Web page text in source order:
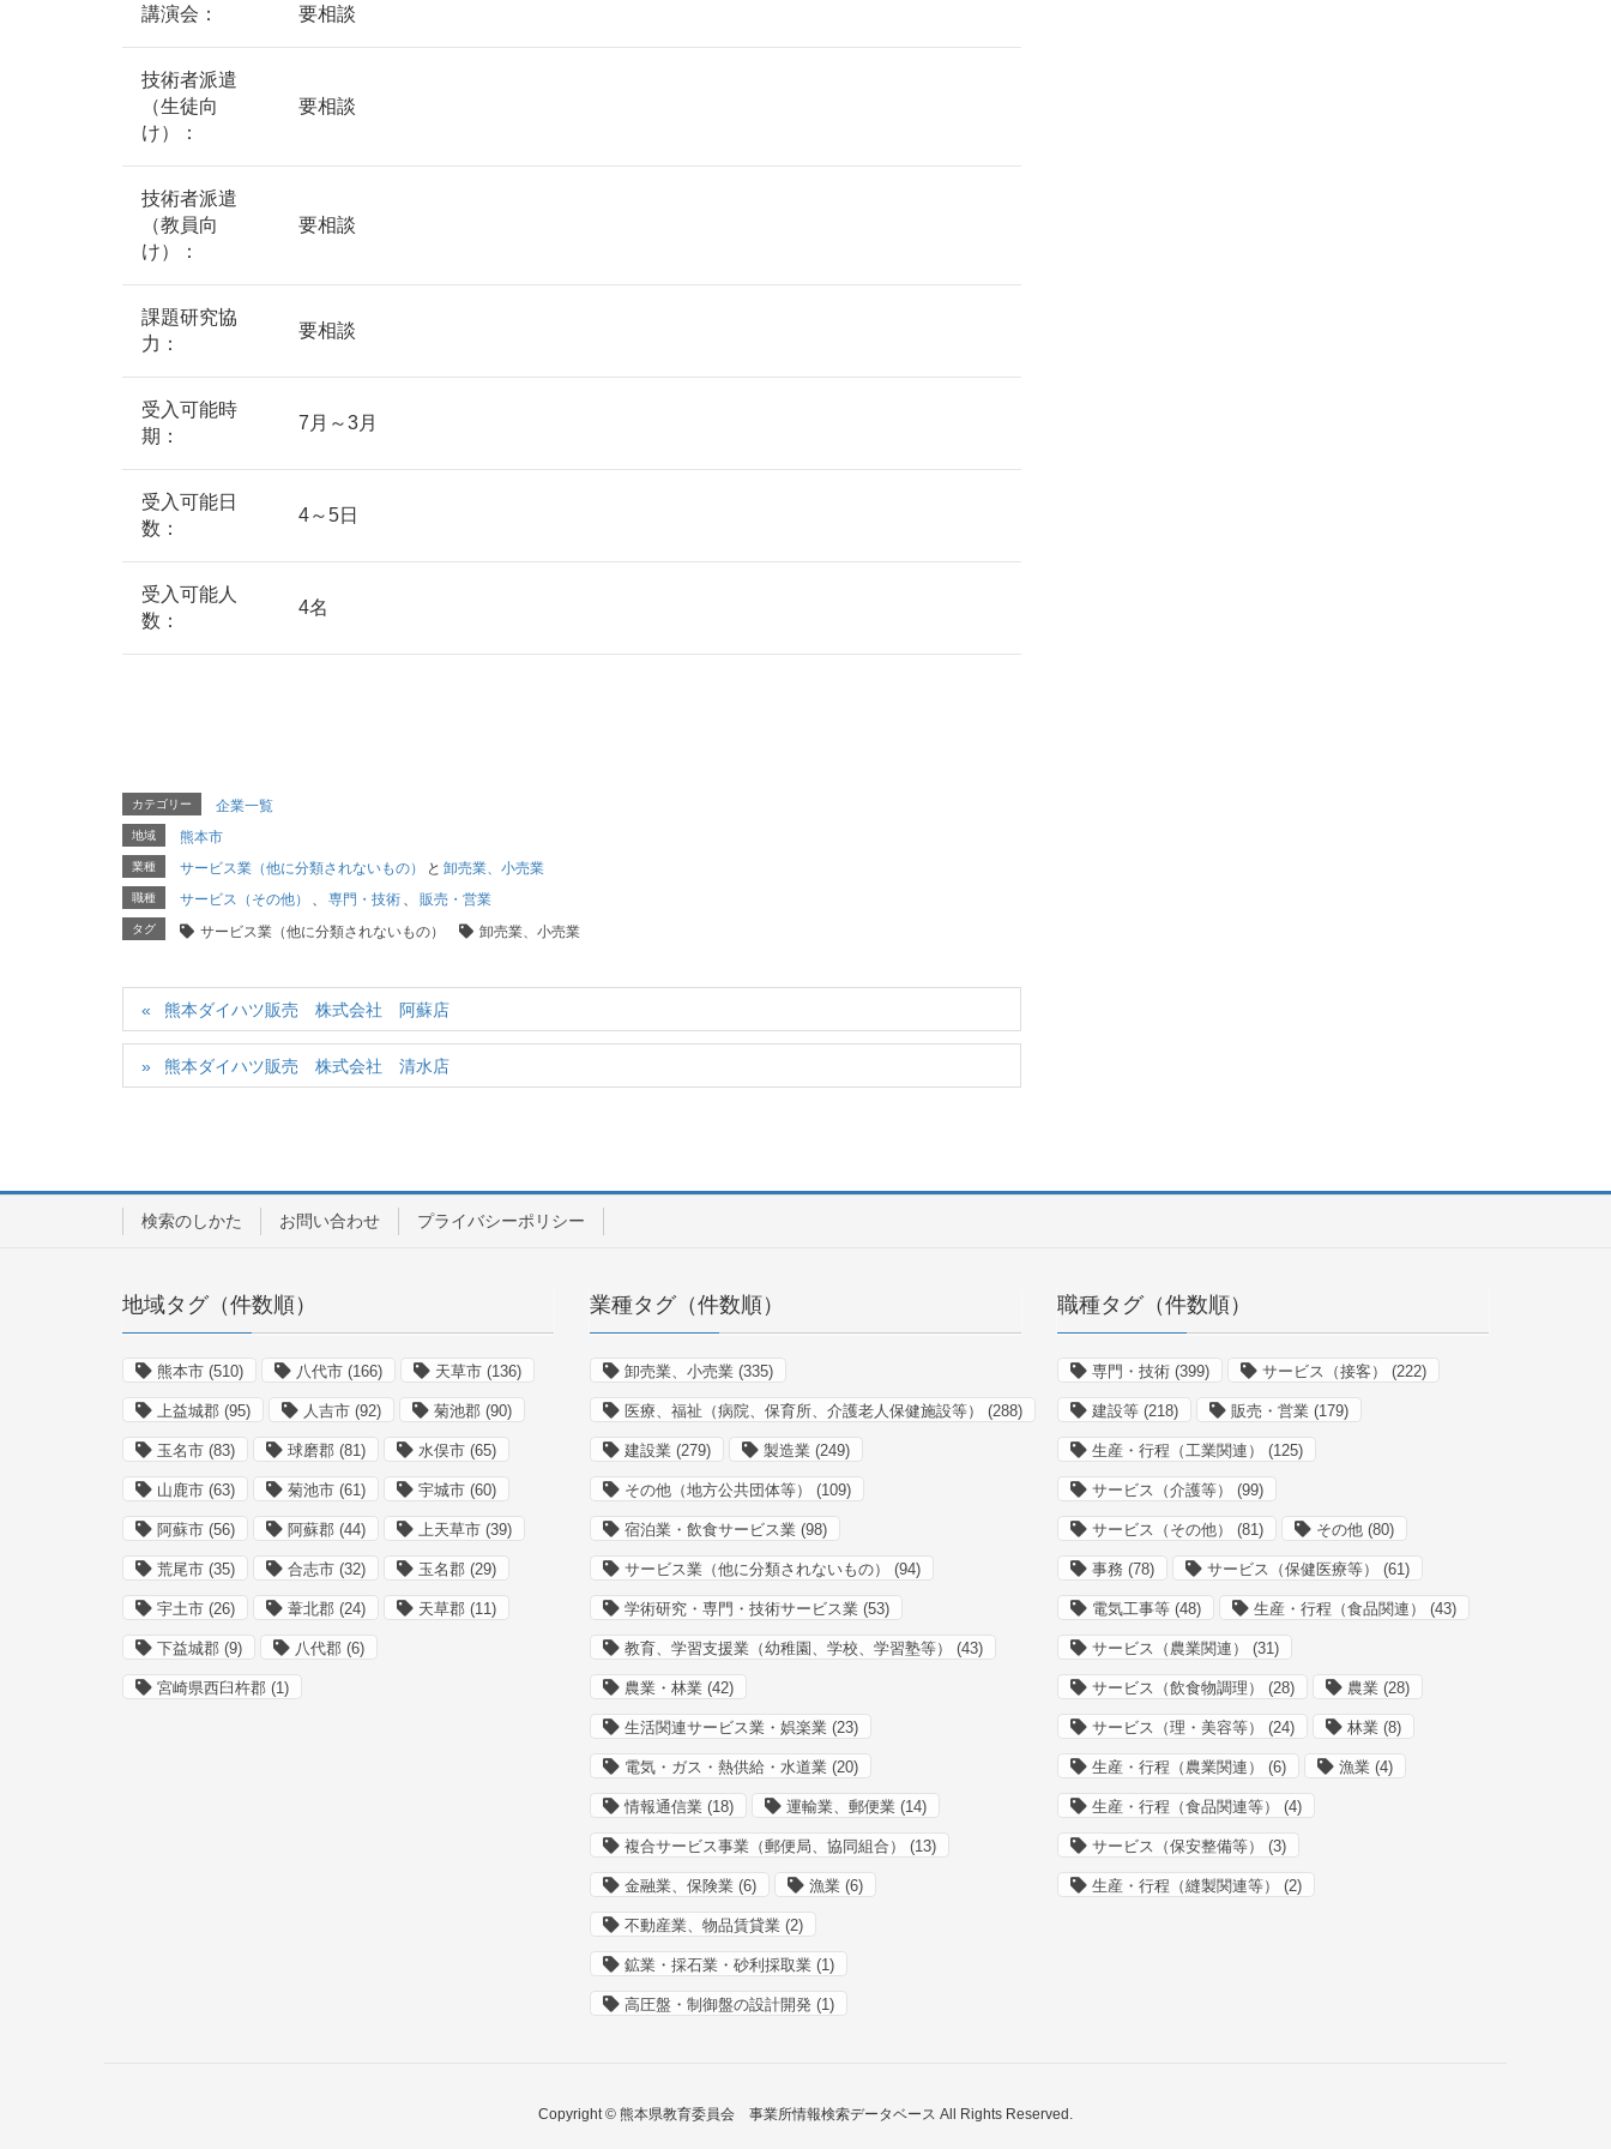
講演会： 要相談
技術者派遣
（生徒向
け）：
要相談
技術者派遣
（教員向
け）：
要相談
課題研究協
力：
要相談
受入可能時
期：
7月～3月
受入可能日
数：
4～5日
受入可能人
数：
4名
カテゴリー 企業一覧
地域 熊本市
業種 サービス業（他に分類されないもの） と 卸売業、小売業
職種 サービス（その他） 専門・技術 販売・営業
タグ サービス業（他に分類されないもの） 卸売業、小売業
熊本ダイハツ販売 株式会社 阿蘇店
熊本ダイハツ販売 株式会社 清水店
検索のしかた お問い合わせ プライバシーポリシー
地域タグ（件数順）
熊本市 (510) 八代市 (166) 天草市 (136)
上益城郡 (95) 人吉市 (92) 菊池郡 (90)
玉名市 (83) 球磨郡 (81) 水俣市 (65)
山鹿市 (63) 菊池市 (61) 宇城市 (60)
阿蘇市 (56) 阿蘇郡 (44) 上天草市 (39)
荒尾市 (35) 合志市 (32) 玉名郡 (29)
宇土市 (26) 葦北郡 (24) 天草郡 (11)
下益城郡 (9) 八代郡 (6)
宮崎県西臼杵郡 (1)
業種タグ（件数順）
卸売業、小売業 (335)
医療、福祉（病院、保育所、介護老人保健施設等） (288)
建設業 (279) 製造業 (249)
その他（地方公共団体等） (109)
宿泊業・飲食サービス業 (98)
サービス業（他に分類されないもの） (94)
学術研究・専門・技術サービス業 (53)
教育、学習支援業（幼稚園、学校、学習塾等） (43)
農業・林業 (42)
生活関連サービス業・娯楽業 (23)
電気・ガス・熱供給・水道業 (20)
情報通信業 (18) 運輸業、郵便業 (14)
複合サービス事業（郵便局、協同組合） (13)
金融業、保険業 (6) 漁業 (6)
不動産業、物品賃貸業 (2)
鉱業・採石業・砂利採取業 (1)
高圧盤・制御盤の設計開発 (1)
職種タグ（件数順）
専門・技術 (399) サービス（接客） (222)
建設等 (218) 販売・営業 (179)
生産・行程（工業関連） (125)
サービス（介護等） (99)
サービス（その他） (81) その他 (80)
事務 (78) サービス（保健医療等） (61)
電気工事等 (48) 生産・行程（食品関連） (43)
サービス（農業関連） (31)
サービス（飲食物調理） (28) 農業 (28)
サービス（理・美容等） (24) 林業 (8)
生産・行程（農業関連） (6) 漁業 (4)
生産・行程（食品関連等） (4)
サービス（保安整備等） (3)
生産・行程（縫製関連等） (2)
Copyright © 熊本県教育委員会 事業所情報検索データベース All Rights Reserved.